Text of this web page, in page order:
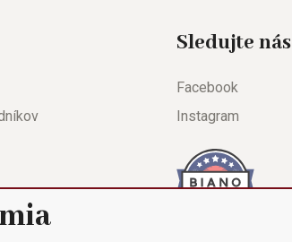
Sledujte nás
Facebook
Instagram